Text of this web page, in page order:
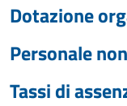
Dotazione
Personale
Tassi di